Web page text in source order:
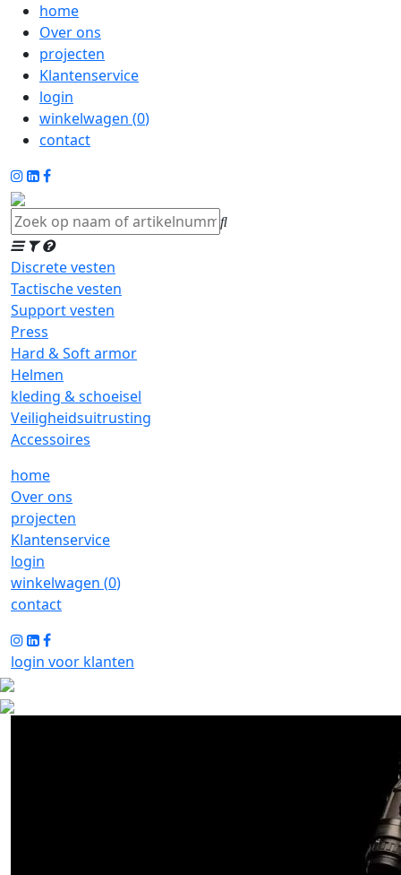
home
Over ons
projecten
Klantenservice
login
winkelwagen (0)
contact
Discrete vesten
Tactische vesten
Support vesten
Press
Hard & Soft armor
Helmen
kleding & schoeisel
Veiligheidsuitrusting
Accessoires
home
Over ons
projecten
Klantenservice
login
winkelwagen (0)
contact
login voor klanten